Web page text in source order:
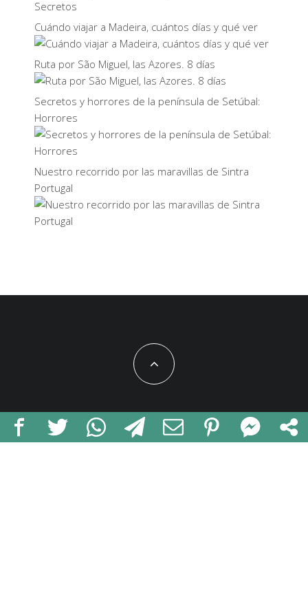
Cuándo viajar a Madeira, cuántos días y qué ver
Ruta por São Miguel, las Azores. 8 días
Secretos y horrores de la península de Setúbal:
Horrores
Nuestro recorrido por las maravillas de Sintra
Portugal